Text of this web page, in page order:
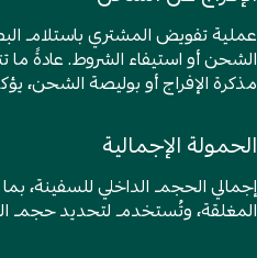
Upload your CV
Industry
Commercial Registration
& Suggestion
عملية تفويض المشتري باستلام
الشحن أو استيفاء الشروط. عادةً ما
مذكرة الإفراج أو بوليصة الشحن، يؤكد
الحمولة الإجمالية
إجمالي الحجم الداخلي للسفينة، بما
المغلقة، وتُستخدم لتحديد حجم